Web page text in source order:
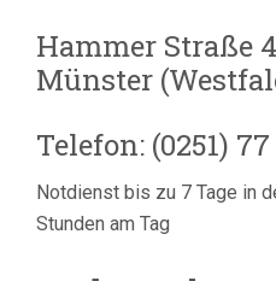
Hammer Straße
Münster
Telefon: (0251)
Notdienst bis zu 7 Tage in
Stunden am Tag